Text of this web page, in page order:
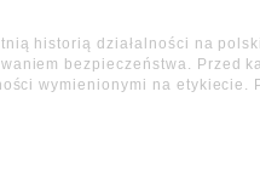
historią działalności na
bezpieczeństwa. Przed
wymienionymi na etykiecie.